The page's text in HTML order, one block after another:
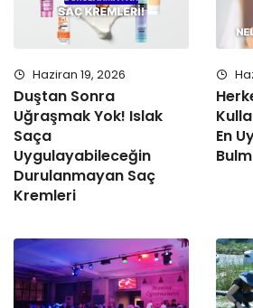
Haziran 19, 2026
Duştan Sonra
Uğraşmak Yok! Islak
Saça
Uygulayabileceğin
Durulanmayan Saç
Kremleri
En